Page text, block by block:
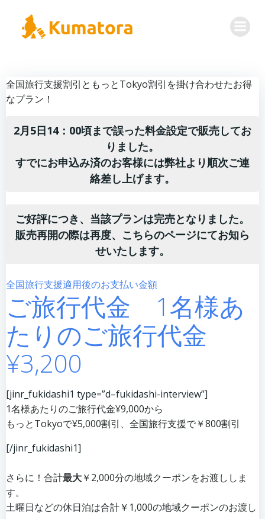
テ
へ
ス
プ
全国旅行支援割引ともっとTokyo割引を掛け合わせたお得
なプラン！
2月5日14：00頃まで誤った料金設定で販売してお
りました。
すでにお申込み済のお客様には弊社より順次ご連
絡差し上げます。
ご好評につき、当該プランは完売となりました。
販売再開の際は再度、こちらのページにてお知ら
せいたします。
全国旅行支援適用後のお支払い金額
ご旅行代金 1名様あ
たりのご旅行代金
¥3,200
[jinr_fukidashi1 type=”d–fukidashi-interview”]
1名様あたりのご旅行代金¥9,000から
もっとTokyoで¥5,000割引、全国旅行支援で￥800割引
[/jinr_fukidashi1]
さらに！合計最大￥2,000分の地域クーポンをお渡ししま
す。
土曜日などの休日泊は合計￥1,000の地域クーポンのお渡し